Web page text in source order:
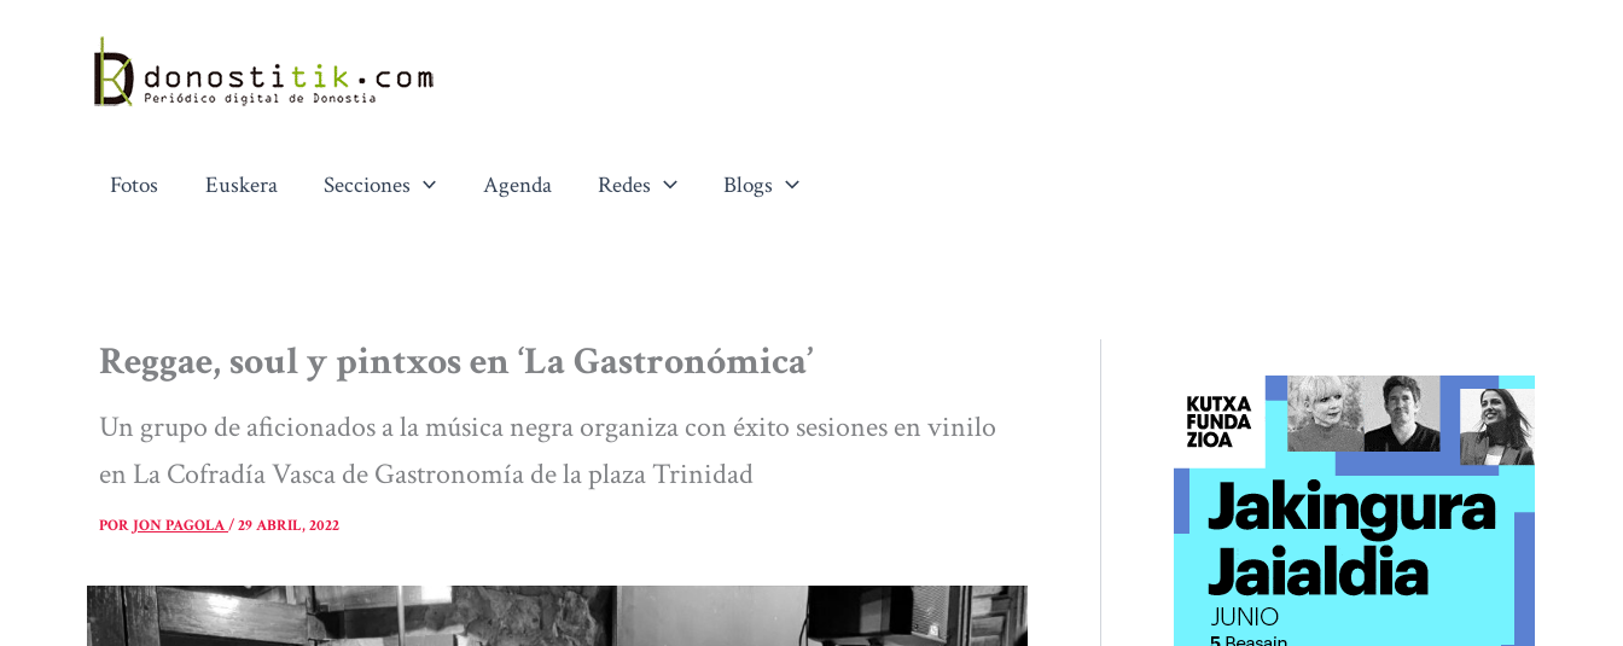
contenido
Fotos Euskera Secciones Agenda Redes Blogs
Reggae, soul y pintxos en ‘La Gastronómica’
Un grupo de aficionados a la música negra organiza con éxito sesiones en vinilo
en La Cofradía Vasca de Gastronomía de la plaza Trinidad
PORJON PAGOLA/29 ABRIL, 2022